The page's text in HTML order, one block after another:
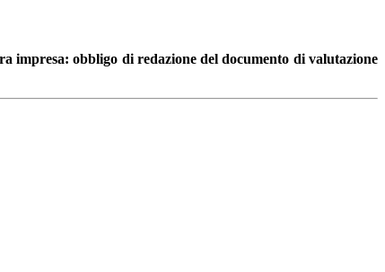
impresa: obbligo di redazione del documento di valutazione